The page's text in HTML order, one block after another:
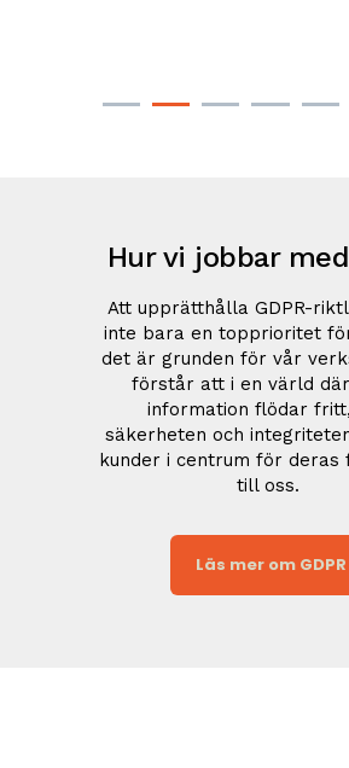
Hur vi jobbar med
Att upprätthålla GDPR-
inte bara en topprioritet
det är grunden för vår
förstår att i en värld
information flödar
säkerheten och
kunder i centrum för deras
till oss.
Läs mer om GDPR